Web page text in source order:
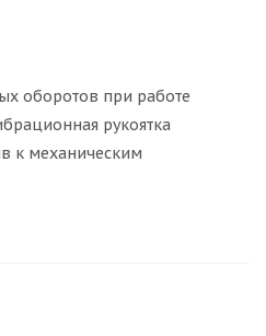
оборотов при работе
рукоятка
к механическим